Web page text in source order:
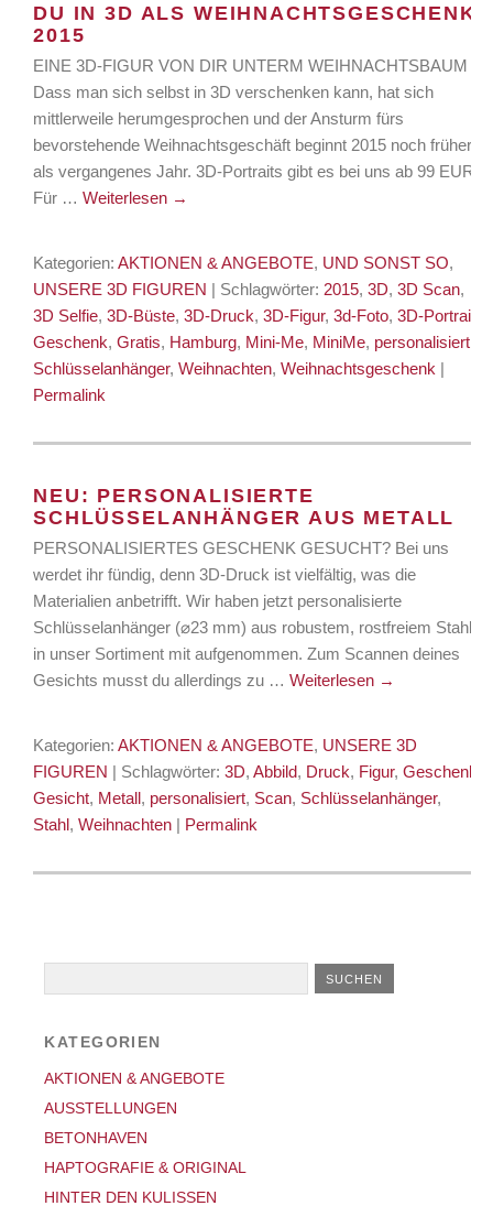
DU IN 3D ALS WEIHNACHTSGESCHENK
2015
EINE 3D-FIGUR VON DIR UNTERM WEIHNACHTSBAUM
Dass man sich selbst in 3D verschenken kann, hat sich
mittlerweile herumgesprochen und der Ansturm fürs
bevorstehende Weihnachtsgeschäft beginnt 2015 noch früher
als vergangenes Jahr. 3D-Portraits gibt es bei uns ab 99 EUR.
Für …Weiterlesen →
Kategorien:AKTIONEN & ANGEBOTE, UND SONST SO,
UNSERE 3D FIGUREN | Schlagwörter: 2015,3D,3D Scan,
3D Selfie,3D-Büste,3D-Druck,3D-Figur,3d-Foto,3D-Portrait
Geschenk,Gratis, Hamburg, Mini-Me, MiniMe, personalisiert
Schlüsselanhänger,Weihnachten,Weihnachtsgeschenk |
Permalink
NEU: PERSONALISIERTE
SCHLÜSSELANHÄNGER AUS METALL
PERSONALISIERTES GESCHENK GESUCHT? Bei uns
werdet ihr fündig, denn 3D-Druck ist vielfältig, was die
Materialien anbetrifft. Wir haben jetzt personalisierte
Schlüsselanhänger (⌀23 mm) aus robustem, rostfreiem Stahl
in unser Sortiment mit aufgenommen. Zum Scannen deines
Gesichts musst du allerdings zu …Weiterlesen →
Kategorien:AKTIONEN & ANGEBOTE, UNSERE 3D
FIGUREN | Schlagwörter:3D,Abbild, Druck‬, Figur,Geschenk
Gesicht, Metall, personalisiert, ‪Scan‬, Schlüsselanhänger,
Stahl,Weihnachten | Permalink
KATEGORIEN
AKTIONEN & ANGEBOTE
AUSSTELLUNGEN
BETONHAVEN
HAPTOGRAFIE & ORIGINAL
HINTER DEN KULISSEN